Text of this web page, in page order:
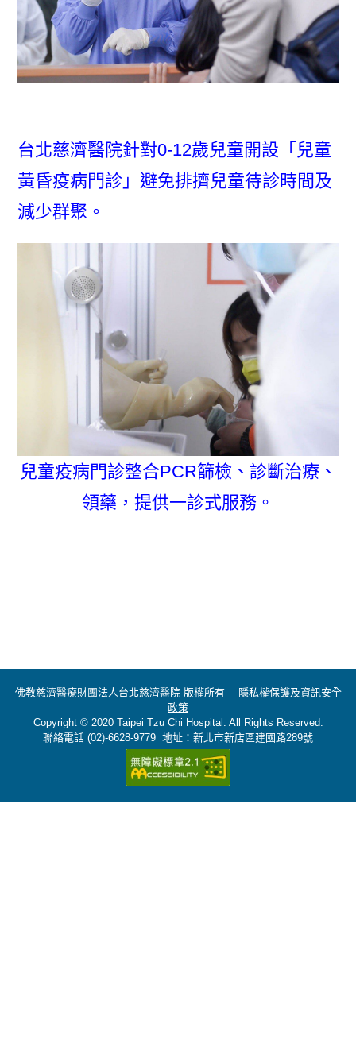
台北慈濟醫院針對0-12歲兒童開設「兒童
黃昏疫病門診」避免排擠兒童待診時間及
減少群聚。
兒童疫病門診整合PCR篩檢、診斷治療、
領藥，提供一診式服務。
佛教慈濟醫療財團法人台北慈濟醫院 版權所有 隱私權保護及資訊安全
政策
Copyright © 2020 Taipei Tzu Chi Hospital. All Rights Reserved.
聯絡電話 (02)-6628-9779 地址：新北市新店區建國路289號